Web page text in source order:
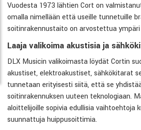
Vuodesta 1973 lähtien Cort on
omalla nimellään että useille tunnetuille
soitinrakennustaito on arvostettua
Laaja valikoima akustisia ja
DLX Musicin valikoimasta löydät Cortin
akustiset, elektroakustiset, sähkökitarat
tunnetaan erityisesti siitä, että se
soitinrakennuksen uuteen teknologiaan.
aloittelijoille sopivia edullisia vaihtoehtoja
suunnattuja huippusoittimia.